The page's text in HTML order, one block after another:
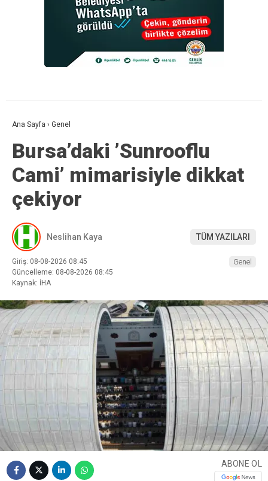
Ana Sayfa › Genel
Bursa’daki ’Sunrooflu
Cami’ mimarisiyle dikkat
çekiyor
Neslihan Kaya TÜM YAZILARI
Giriş: 08-08-2026 08:45
Güncelleme: 08-08-2026 08:45
Kaynak: İHA
Genel
ABONE OL